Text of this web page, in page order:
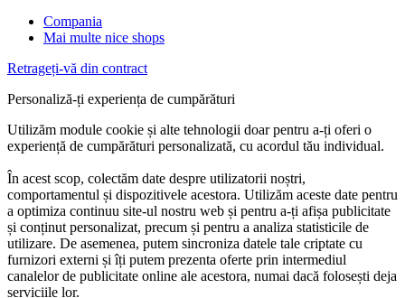
Compania
Mai multe nice shops
Retrageți-vă din contract
Personaliză-ți experiența de cumpărături
Utilizăm module cookie și alte tehnologii doar pentru a-ți oferi o
experiență de cumpărături personalizată, cu acordul tău individual.
În acest scop, colectăm date despre utilizatorii noștri,
comportamentul și dispozitivele acestora. Utilizăm aceste date pentru
a optimiza continuu site-ul nostru web și pentru a-ți afișa publicitate
și conținut personalizat, precum și pentru a analiza statisticile de
utilizare. De asemenea, putem sincroniza datele tale criptate cu
furnizori externi și îți putem prezenta oferte prin intermediul
canalelor de publicitate online ale acestora, numai dacă folosești deja
serviciile lor.